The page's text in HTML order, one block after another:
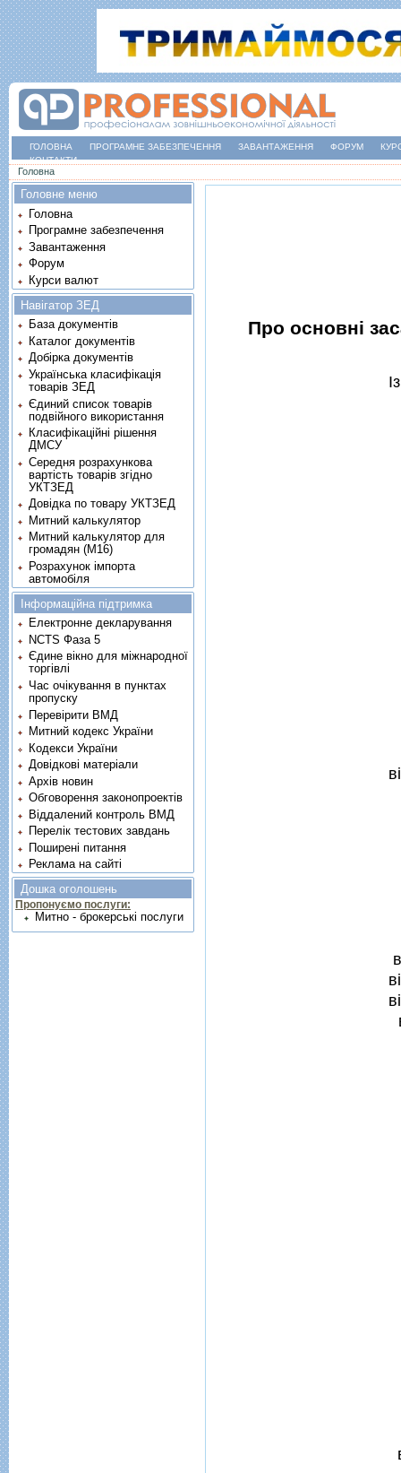
ГОЛОВНА ПРОГРАМНЕ ЗАБЕЗПЕЧЕННЯ ЗАВАНТАЖЕННЯ ФОРУМ
КОНТАКТИ
Ви є тут
Головна
Про основнi
Головне меню
Головна
Програмне забезпечення
Завантаження
Форум
Курси валют
Навігатор ЗЕД
База документів
Каталог документів
Добірка документів
Українська класифікація
товарів ЗЕД
Єдиний список товарів
подвійного використання
Класифікаційні рішення
ДМСУ
Середня розрахункова
вартість товарів згідно
УКТЗЕД
Довідка по товару УКТЗЕД
Митний калькулятор
Митний калькулятор для
громадян (М16)
Розрахунок імпорта
автомобіля
Інформаційна підтримка
Електронне декларування
NCTS Фаза 5
Єдине вікно для міжнародної
торгівлі
Час очікування в пунктах
пропуску
Перевірити ВМД
Митний кодекс України
Кодекси України
Довідкові матеріали
Архів новин
Обговорення законопроектів
Віддалений контроль ВМД
Перелік тестових завдань
Поширені питання
Реклама на сайті
Дошка оголошень
Пропонуємо послуги:
Митно - брокерські послуги